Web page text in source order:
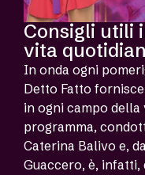
Consigli utili
vita
In onda ogni
Detto Fatto
in ogni campo della
programma,
Caterina Balivo e,
Guaccero, è,